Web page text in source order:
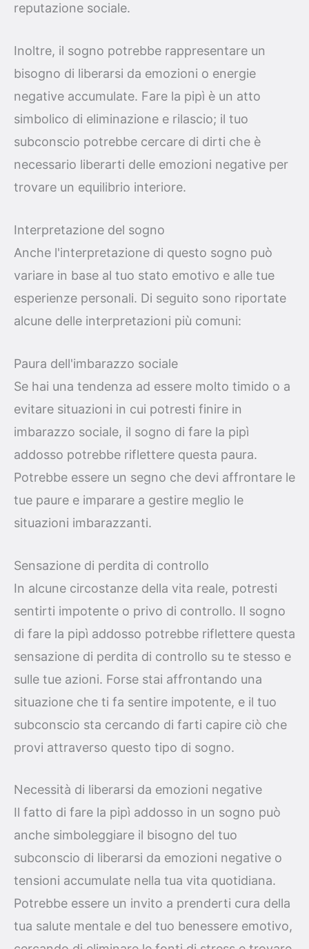
reputazione sociale.
Inoltre, il sogno potrebbe rappresentare un
bisogno di liberarsi da emozioni o energie
negative accumulate. Fare la pipì è un atto
simbolico di eliminazione e rilascio; il tuo
subconscio potrebbe cercare di dirti che è
necessario liberarti delle emozioni negative per
trovare un equilibrio interiore.
Interpretazione del sogno
Anche l'interpretazione di questo sogno può
variare in base al tuo stato emotivo e alle tue
esperienze personali. Di seguito sono riportate
alcune delle interpretazioni più comuni:
Paura dell'imbarazzo sociale
Se hai una tendenza ad essere molto timido o a
evitare situazioni in cui potresti finire in
imbarazzo sociale, il sogno di fare la pipì
addosso potrebbe riflettere questa paura.
Potrebbe essere un segno che devi affrontare le
tue paure e imparare a gestire meglio le
situazioni imbarazzanti.
Sensazione di perdita di controllo
In alcune circostanze della vita reale, potresti
sentirti impotente o privo di controllo. Il sogno
di fare la pipì addosso potrebbe riflettere questa
sensazione di perdita di controllo su te stesso e
sulle tue azioni. Forse stai affrontando una
situazione che ti fa sentire impotente, e il tuo
subconscio sta cercando di farti capire ciò che
provi attraverso questo tipo di sogno.
Necessità di liberarsi da emozioni negative
Il fatto di fare la pipì addosso in un sogno può
anche simboleggiare il bisogno del tuo
subconscio di liberarsi da emozioni negative o
tensioni accumulate nella tua vita quotidiana.
Potrebbe essere un invito a prenderti cura della
tua salute mentale e del tuo benessere emotivo,